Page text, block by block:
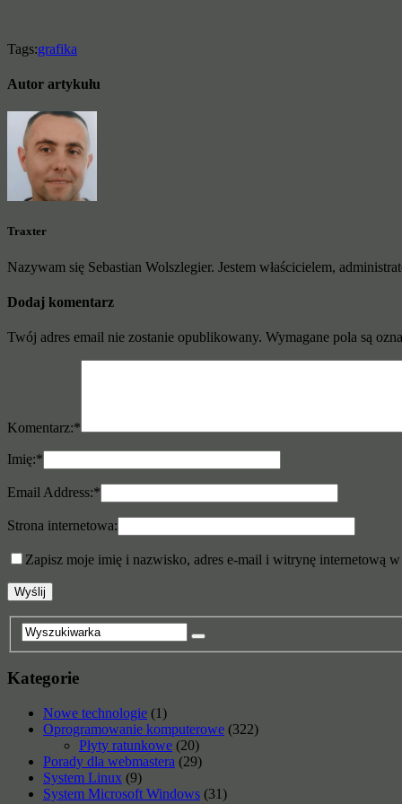
Tags:grafika
Autor artykułu
Traxter
Nazywam się Sebastian Wolszlegier. Jestem właścicielem,
Dodaj komentarz
Twój adres email nie zostanie opublikowany. Wymagane pola są
Komentarz:*
Imię:*
Email Address:*
Strona internetowa:
Zapisz moje imię i nazwisko, adres e-mail i witrynę internetową
Kategorie
Nowe technologie (1)
Oprogramowanie komputerowe (322)
Płyty ratunkowe (20)
Porady dla webmastera (29)
System Linux (9)
System Microsoft Windows (31)